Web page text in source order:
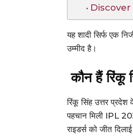
यह शादी सिर्फ एक
उम्मीद है।
कौन हैं रिंकू
रिंकू सिंह उत्तर
पहचान मिली IPL
राइडर्स को जीत